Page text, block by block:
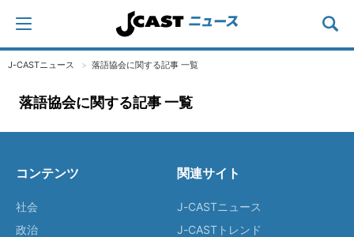
J-CASTニュース 落語協会に関する記事 一覧
落語協会に関する記事 一覧
コンテンツ
社会
政治
関連サイト
J-CASTニュース
J-CASTトレンド